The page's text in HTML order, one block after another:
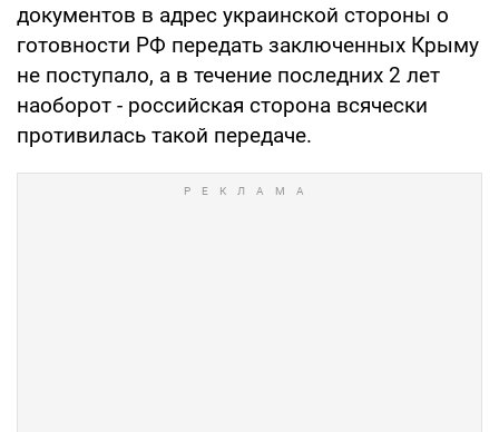
документов в адрес украинской стороны о
готовности РФ передать заключенных Крыму
не поступало, а в течение последних 2 лет
наоборот - российская сторона всячески
противилась такой передаче.